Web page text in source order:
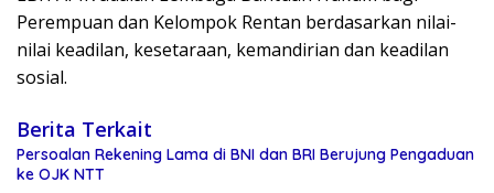
Perempuan dan Kelompok Rentan berdasarkan nilai-
nilai keadilan, kesetaraan, kemandirian dan keadilan
sosial.
Berita Terkait
Persoalan Rekening Lama di BNI dan BRI Berujung Pengaduan
ke OJK NTT